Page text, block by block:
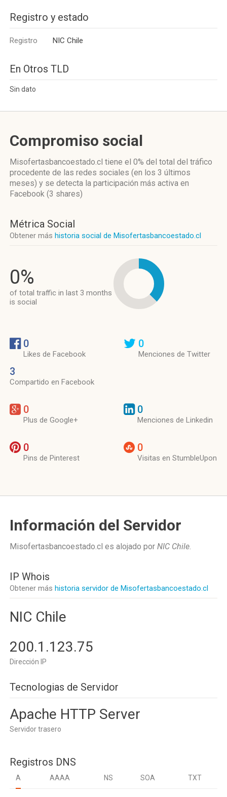
Registro y estado
Registro NIC Chile
En Otros TLD
Sin dato
Compromiso social
Misofertasbancoestado.cl tiene el 0% del total del tráfico
procedente de las redes sociales (en los 3 últimos
meses) y se detecta la participación más activa en
Facebook (3 shares)
Métrica Social
Obtener más historia social de Misofertasbancoestado.cl
0%
of total traffic in last 3 months
is social
0
Likes de Facebook
3
Compartido en Facebook
0
Menciones de Twitter
0
Plus de Google+
0
Menciones de Linkedin
0
Pins de Pinterest
0
Visitas en StumbleUpon
Información del Servidor
Misofertasbancoestado.cl es alojado por NIC Chile.
IP Whois
Obtener más historia servidor de Misofertasbancoestado.cl
NIC Chile
200.1.123.75
Dirección IP
Tecnologias de Servidor
Apache HTTP Server
Servidor trasero
Registros DNS
A AAAA NS SOA TXT